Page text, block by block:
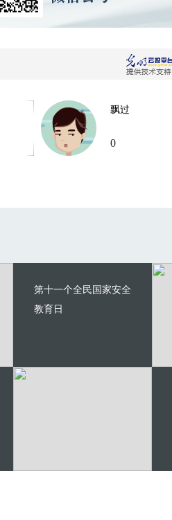
飘过
0
第十一个全民国家安全
教育日